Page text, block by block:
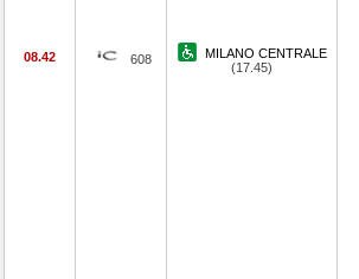
08.42 608
MILANO CENTRALE
(17.45)